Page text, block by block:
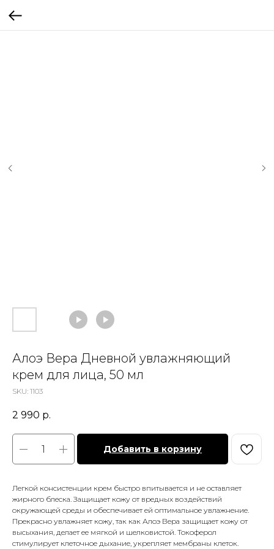
Алоэ Вера Дневной увлажняющий
крем для лица, 50 мл
SKU: 1103
2 990 р.
Добавить в корзину
Легкой консистенции крем быстро впитывается и не оставляет
жирного блеска. Защищает кожу от вредных воздействий
окружающей среды и обеспечивает ей оптимальное увлажнение.
Прекрасно увлажняет кожу, так как Алоэ Вера защищает кожу от
высыхания, делает ее мягкой и шелковистой. Токоферол
стимулирует клеточное дыхание, укрепляет мембраны клеток.